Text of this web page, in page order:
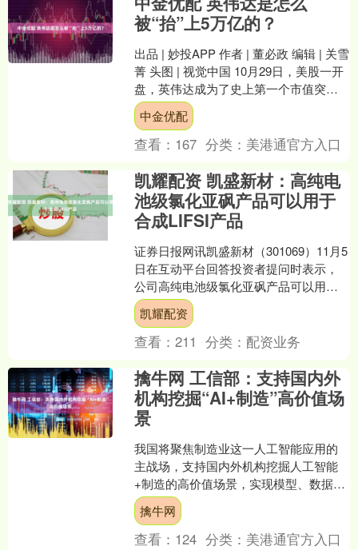
被“抬”上5万亿的？
出品 | 妙投APP 作者 | 董必政 编辑 | 关雪
菁 头图 | 视觉中国 10月29日，美股一开
盘，英伟达成为了史上第一个市值突破5
万亿美金的公司。 一天前....
中金优配
查看： 167 分类： 美港通官方入口
凯耀配资 凯盛新材：高纯电
池级氯化亚砜产品可以用于
合成LIFSI产品
证券日报网讯凯盛新材（301069）11月5
日在互动平台回答投资者提问时表示，
公司高纯电池级氯化亚砜产品可以用于
合成LIFSI产品，进而应用于锂电池电解
液领域。....
凯耀配资
查看：211 分类： 配资业务
擒牛网 工信部：支持国内外
机构挖掘“AI+制造”高价值场
景
我国将聚焦制造业这一人工智能应用的
主战场，支持国内外机构挖掘人工智能
+制造的高价值场景，实现模型、数据、
场景的联动，培育新业态新模式。 在11
月5日举行的第八届....
擒牛网
查看： 124 分类： 美港通官方入口